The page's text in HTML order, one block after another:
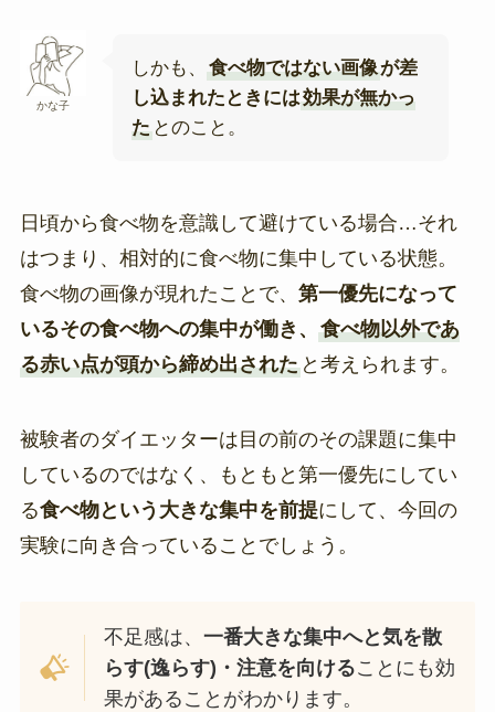
かな子
しかも、 食べ物ではない画像が差
し込まれたときには効果が無かっ
た とのこと。
日頃から食べ物を意識して避けている場合…それ
はつまり、相対的に食べ物に集中している状態。
食べ物の画像が現れたことで、 第一優先になって
いるその食べ物への集中が働き、 食べ物以外であ
る赤い点が頭から締め出されたと考えられます。
被験者のダイエッターは目の前のその課題に集中
しているのではなく、もともと第一優先にしてい
る食べ物という大きな集中を前提にして、今回の
実験に向き合っていることでしょう。
不足感は、一番大きな集中へと気を散
らす(逸らす)・注意を向けることにも効
果があることがわかります。